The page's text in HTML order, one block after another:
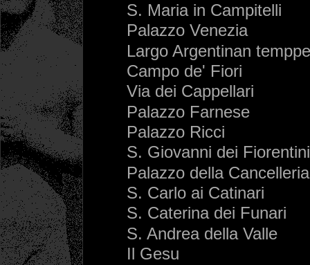
S. Maria in Campitelli
Palazzo Venezia
Largo Argentinan
Campo de' Fiori
Via dei Cappellari
Palazzo Farnese
Palazzo Ricci
S. Giovanni dei Fiorentini
Palazzo della Cancelleria
S. Carlo ai Catinari
S. Caterina dei Funari
S. Andrea della Valle
Il Gesu